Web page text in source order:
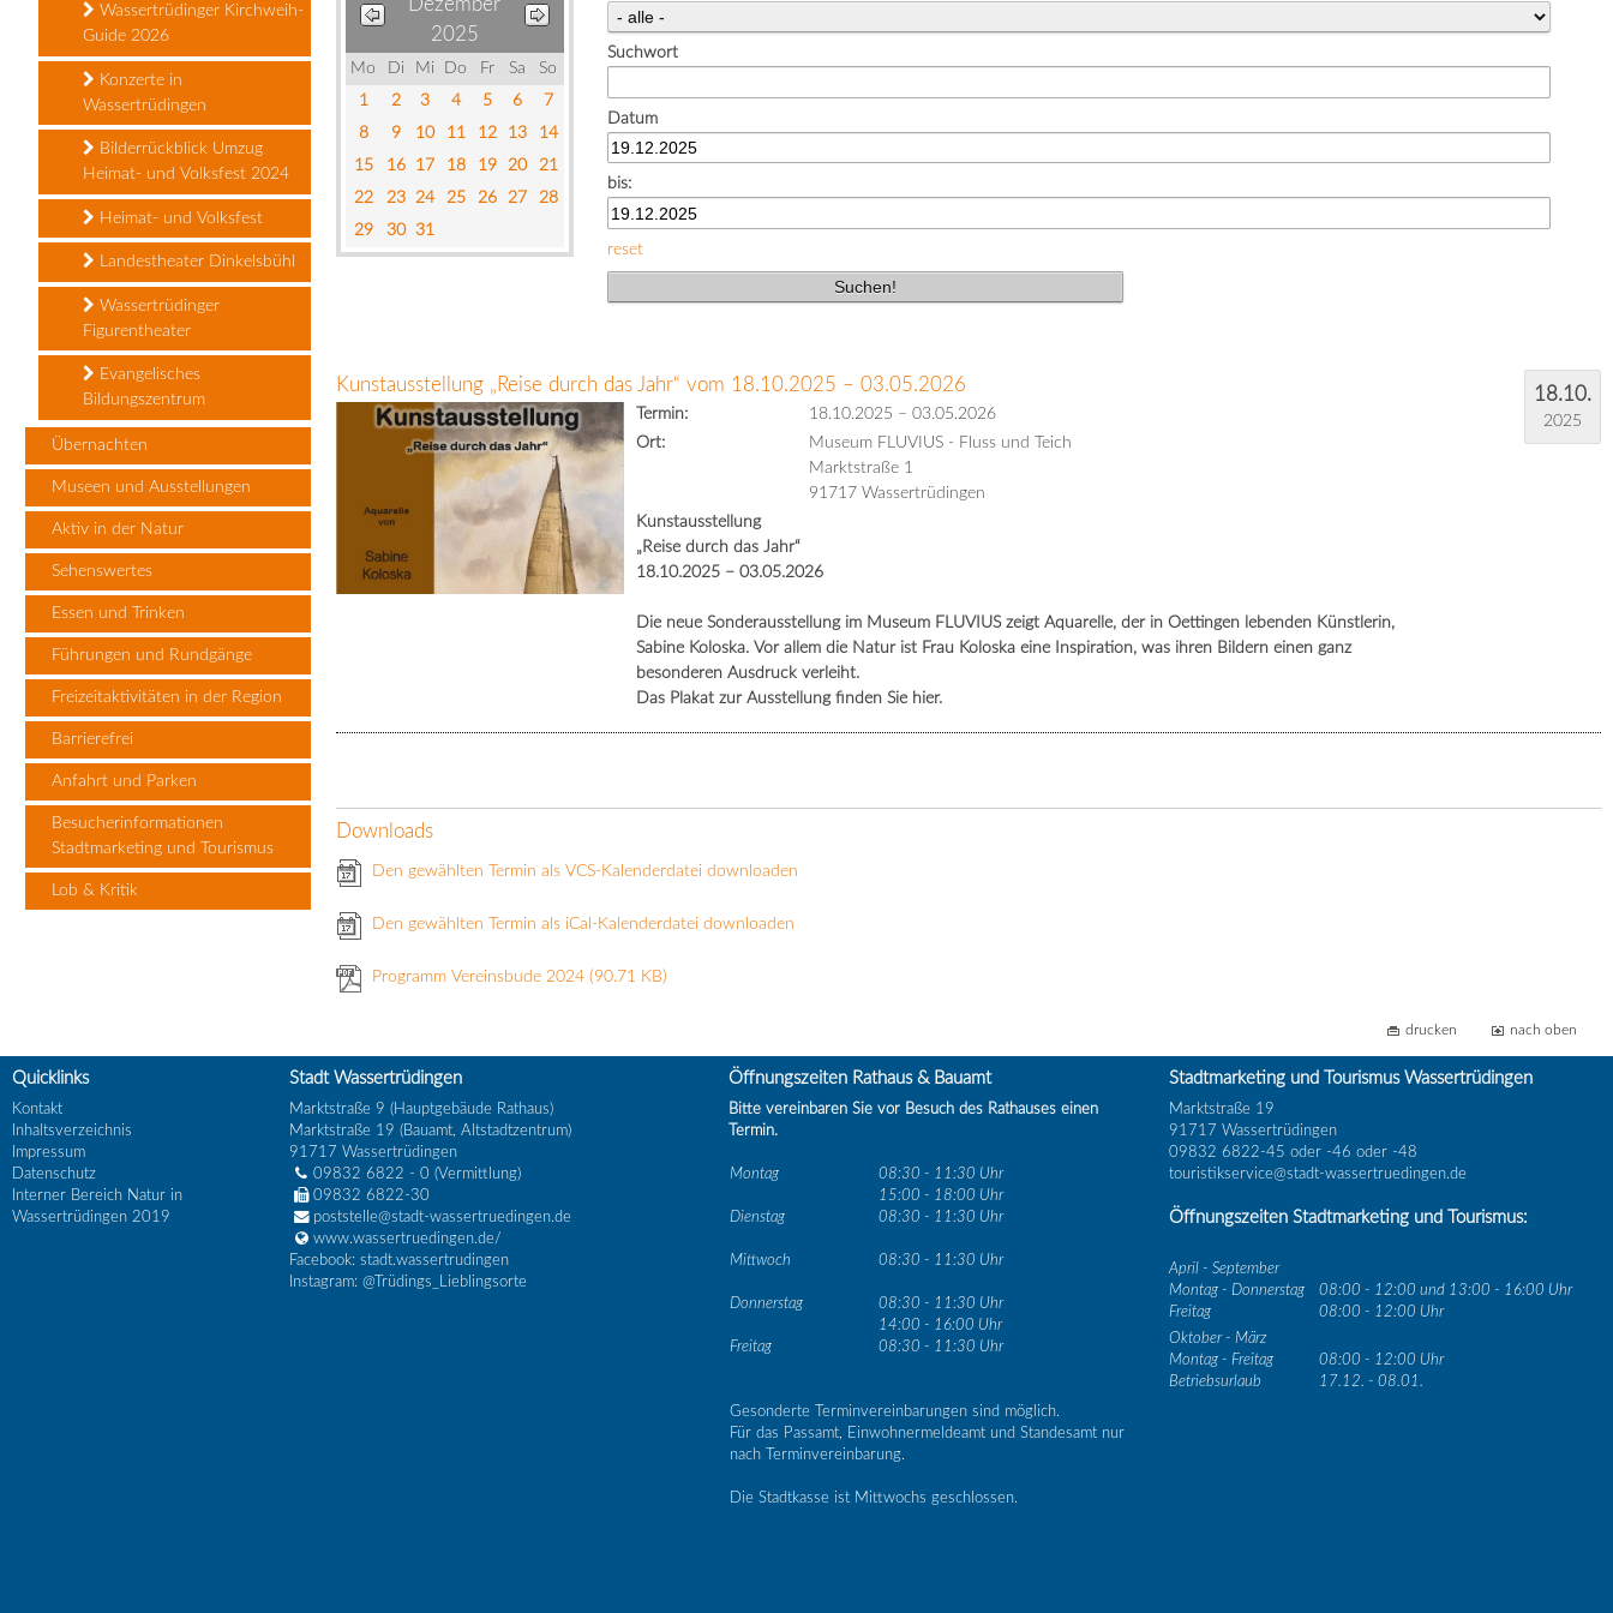
Wassertrüdinger Kirchweih-
Guide 2026
Konzerte in
Wassertrüdingen
Bilderrückblick Umzug
Heimat- und Volksfest 2024
Heimat- und Volksfest
Landestheater Dinkelsbühl
Wassertrüdinger
Figurentheater
Evangelisches
Bildungszentrum
Übernachten
Museen und Ausstellungen
Aktiv in der Natur
Sehenswertes
Essen und Trinken
Führungen und Rundgänge
Freizeitaktivitäten in der Region
Barrierefrei
Anfahrt und Parken
Besucherinformationen
Stadtmarketing und Tourismus
Lob & Kritik
Dezember
2025
Mo Di Mi Do Fr Sa
So
1
2 3 4 5 6
7
8
9 10 11 12 13
14
15
16 17 18 19 20
21
22
23 24 25 26 27
28
29
30 31
Suchwort
Datum
bis:
reset
18.10.
2025
Kunstausstellung „Reise durch das Jahr“ vom 18.10.2025 – 03.05.2026
Termin: 18.10.2025 – 03.05.2026
Ort:
Museum FLUVIUS - Fluss und Teich
Marktstraße 1
91717 Wassertrüdingen
Kunstausstellung
„Reise durch das Jahr“
18.10.2025 – 03.05.2026
Die neue Sonderausstellung im Museum FLUVIUS zeigt Aquarelle, der in Oettingen lebenden Künstlerin,
Sabine Koloska. Vor allem die Natur ist Frau Koloska eine Inspiration, was ihren Bildern einen ganz
besonderen Ausdruck verleiht.
Das Plakat zur Ausstellung finden Sie hier.
Downloads
Den gewählten Termin als VCS-Kalenderdatei downloaden
Den gewählten Termin als iCal-Kalenderdatei downloaden
Programm Vereinsbude 2024 (90.71 KB)
drucken nach oben
Quicklinks
Kontakt
Inhaltsverzeichnis
Impressum
Datenschutz
Interner Bereich Natur in
Wassertrüdingen 2019
Stadt Wassertrüdingen
Marktstraße 9 (Hauptgebäude Rathaus)
Marktstraße 19 (Bauamt, Altstadtzentrum)
91717 Wassertrüdingen
09832 6822 - 0 (Vermittlung)
09832 6822-30
poststelle@stadt-wassertruedingen.de
www.wassertruedingen.de/
Facebook: stadt.wassertrudingen
Instagram: @Trüdings_Lieblingsorte
Öffnungszeiten Rathaus & Bauamt
Bitte vereinbaren Sie vor Besuch des Rathauses einen
Termin.
Montag
08:30 - 11:30 Uhr
15:00 - 18:00 Uhr
Dienstag
08:30 - 11:30 Uhr
Mittwoch 08:30 - 11:30 Uhr
Donnerstag
08:30 - 11:30 Uhr
14:00 - 16:00 Uhr
Freitag
08:30 - 11:30 Uhr
Gesonderte Terminvereinbarungen sind möglich.
Für das Passamt, Einwohnermeldeamt und Standesamt nur
nach Terminvereinbarung.
Die Stadtkasse ist Mittwochs geschlossen.
Stadtmarketing und Tourismus Wassertrüdingen
Marktstraße 19
91717 Wassertrüdingen
09832 6822-45 oder -46 oder -48
touristikservice@stadt-wassertruedingen.de
Öffnungszeiten Stadtmarketing und Tourismus:
April - September
Montag - Donnerstag
08:00 - 12:00 und 13:00 - 16:00 Uhr
Freitag
08:00 - 12:00 Uhr
Oktober - März
Montag - Freitag
08:00 - 12:00 Uhr
Betriebsurlaub
17.12. - 08.01.